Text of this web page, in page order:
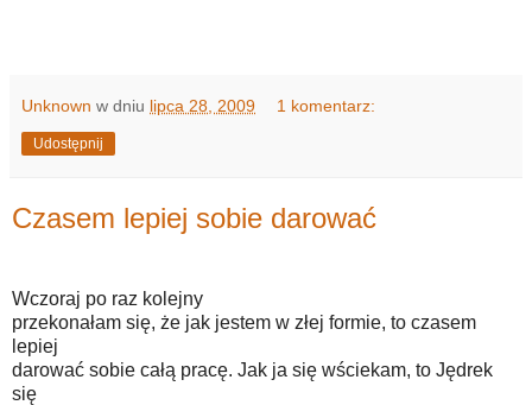
Unknown w dniu lipca 28, 2009 1 komentarz:
Udostępnij
Czasem lepiej sobie darować
Wczoraj po raz kolejny
przekonałam się, że jak jestem w złej formie, to czasem
lepiej
darować sobie całą pracę. Jak ja się wściekam, to Jędrek
się